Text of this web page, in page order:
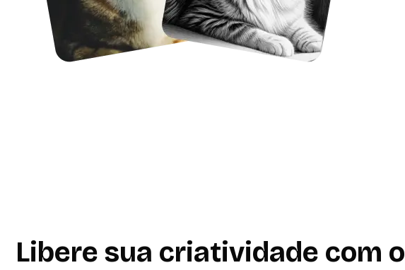
Libere sua criatividade com o